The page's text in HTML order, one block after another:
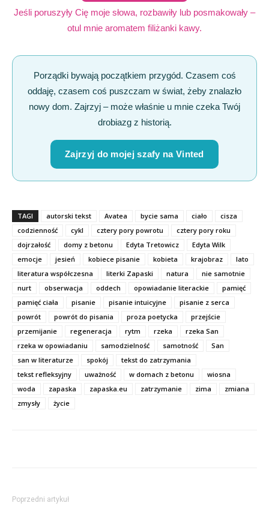
Jeśli poruszyły Cię moje słowa, rozbawiły lub posmakowały –
otul mnie aromatem filiżanki kawy.
Porządki bywają początkiem przygód. Czasem coś
oddaję, czasem coś puszczam w świat, żeby znalazło
nowy dom. Zajrzyj – może właśnie u mnie czeka Twój
drobiazg z historią.
Zajrzyj do mojej szafy na Vinted
TAGI autorski tekst Avatea bycie sama ciało
cisza
codzienność
cykl cztery pory powrotu
cztery pory roku
dojrzałość
domy z betonu Edyta Tretowicz
Edyta Wilk
emocje
jesień kobiece pisanie kobieta krajobraz
lato
literatura współczesna
literki Zapaski natura
nie samotnie
nurt
obserwacja oddech opowiadanie literackie
pamięć
pamięć ciała
pisanie pisanie intuicyjne
pisanie z serca
powrót
powrót do pisania proza poetycka
przejście
przemijanie
regeneracja rytm rzeka
rzeka San
rzeka w opowiadaniu
samodzielność samotność
San
san w literaturze
spokój
tekst do zatrzymania
tekst refleksyjny
uważność w domach z betonu
wiosna
woda
zapaska zapaska.eu zatrzymanie zima
zmiana
zmysły
życie
Poprzedni artykuł